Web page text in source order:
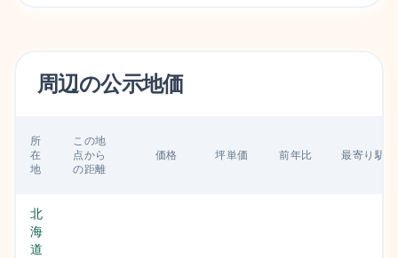
周辺の公示地価
所
在
地
この地
点から
の距離
価格 坪単価 前年比 最寄り駅
北
海
道